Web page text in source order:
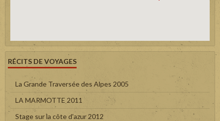
RÉCITS DE VOYAGES
La Grande Traversée des Alpes 2005
LA MARMOTTE 2011
Stage sur la côte d'azur 2012